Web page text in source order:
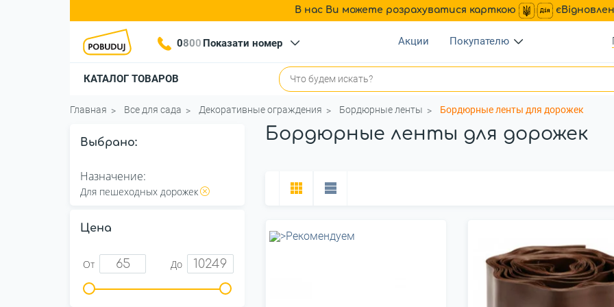
В нас Ви можете розрахуватися карткою
0800 Показати номер Акции Покупателю
КАТАЛОГ ТОВАРОВ
Главная Все для сада Декоративные ограждения Бордюрные ленты Бордюрные ленты для дорожек
Выбрано:
Назначение:
Для пешеходных дорожек
Цена
От До
Бордюрные ленты для дорожек